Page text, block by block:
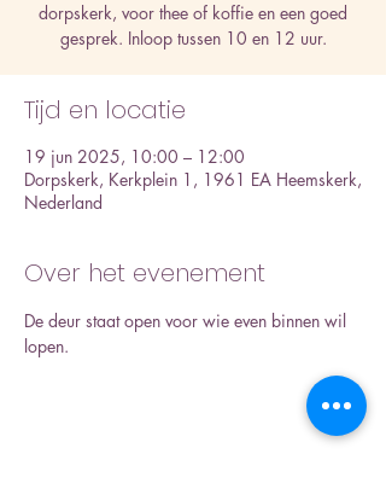
dorpskerk, voor thee of koffie en een goed
gesprek. Inloop tussen 10 en 12 uur.
Tijd en locatie
19 jun 2025, 10:00 – 12:00
Dorpskerk, Kerkplein 1, 1961 EA Heemskerk,
Nederland
Over het evenement
De deur staat open voor wie even binnen wil
lopen.